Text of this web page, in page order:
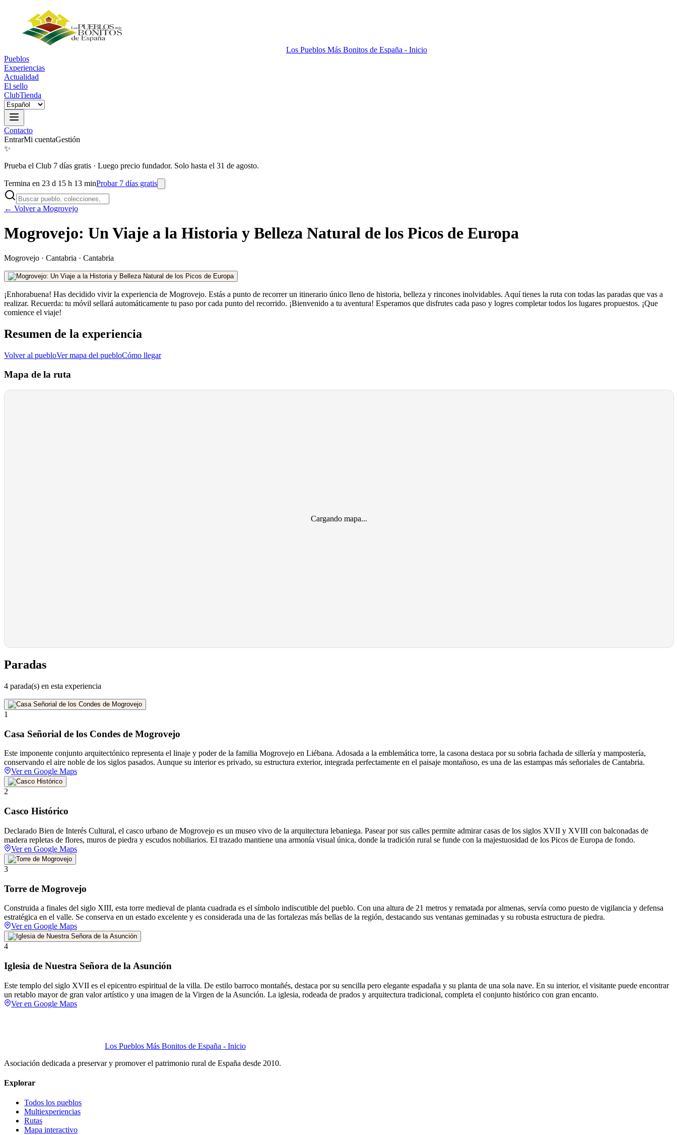
Los Pueblos Más Bonitos de España - Inicio
Pueblos
Experiencias
Actualidad
El sello
ClubTienda
Contacto
EntrarMi cuentaGestión
✨
Prueba el Club 7 días gratis · Luego precio fundador. Solo hasta el 31 de agosto.
Termina en 23 d 15 h 13 minProbar 7 días gratis
← Volver a Mogrovejo
Mogrovejo: Un Viaje a la Historia y Belleza Natural de los Picos de Europa
Mogrovejo · Cantabria · Cantabria
¡Enhorabuena! Has decidido vivir la experiencia de Mogrovejo. Estás a punto de recorrer un itinerario único lleno de historia, belleza y rincones inolvidables. Aquí tienes la ruta con todas las paradas que vas a
realizar. Recuerda: tu móvil sellará automáticamente tu paso por cada punto del recorrido. ¡Bienvenido a tu aventura! Esperamos que disfrutes cada paso y logres completar todos los lugares propuestos. ¡Que
comience el viaje!
Resumen de la experiencia
Volver al puebloVer mapa del puebloCómo llegar
Mapa de la ruta
Cargando mapa...
Paradas
4 parada(s) en esta experiencia
1
Casa Señorial de los Condes de Mogrovejo
Este imponente conjunto arquitectónico representa el linaje y poder de la familia Mogrovejo en Liébana. Adosada a la emblemática torre, la casona destaca por su sobria fachada de sillería y mampostería,
conservando el aire noble de los siglos pasados. Aunque su interior es privado, su estructura exterior, integrada perfectamente en el paisaje montañoso, es una de las estampas más señoriales de Cantabria.
Ver en Google Maps
2
Casco Histórico
Declarado Bien de Interés Cultural, el casco urbano de Mogrovejo es un museo vivo de la arquitectura lebaniega. Pasear por sus calles permite admirar casas de los siglos XVII y XVIII con balconadas de
madera repletas de flores, muros de piedra y escudos nobiliarios. El trazado mantiene una armonía visual única, donde la tradición rural se funde con la majestuosidad de los Picos de Europa de fondo.
Ver en Google Maps
3
Torre de Mogrovejo
Construida a finales del siglo XIII, esta torre medieval de planta cuadrada es el símbolo indiscutible del pueblo. Con una altura de 21 metros y rematada por almenas, servía como puesto de vigilancia y defensa
estratégica en el valle. Se conserva en un estado excelente y es considerada una de las fortalezas más bellas de la región, destacando sus ventanas geminadas y su robusta estructura de piedra.
Ver en Google Maps
4
Iglesia de Nuestra Señora de la Asunción
Este templo del siglo XVII es el epicentro espiritual de la villa. De estilo barroco montañés, destaca por su sencilla pero elegante espadaña y su planta de una sola nave. En su interior, el visitante puede encontrar
un retablo mayor de gran valor artístico y una imagen de la Virgen de la Asunción. La iglesia, rodeada de prados y arquitectura tradicional, completa el conjunto histórico con gran encanto.
Ver en Google Maps
Los Pueblos Más Bonitos de España - Inicio
Asociación dedicada a preservar y promover el patrimonio rural de España desde 2010.
Explorar
Todos los pueblos
Multiexperiencias
Rutas
Mapa interactivo